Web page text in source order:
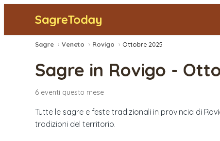
SagreToday
Sagre › Veneto › Rovigo › Ottobre 2025
Sagre in Rovigo -
6 eventi questo mese
Tutte le sagre e feste tradizionali in provincia di
tradizioni del territorio.